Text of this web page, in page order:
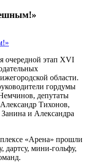
очередной этап XVI
области.
гордумы
депутаты
Тихонов,
и Александра
«Арена» прошли
дартсу, мини-гольфу,